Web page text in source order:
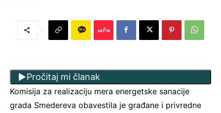
Pročitaj mi članak
Komisija za realizaciju mera energetske sanacije
grada Smedereva obavestila je građane i privredne